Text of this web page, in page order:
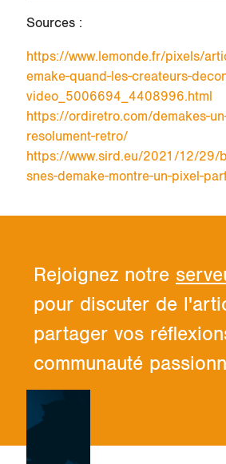
Sources :
https://www.lemonde.fr/pixels/
emake-quand-les-createurs-
video_5006694_4408996.html
https://ordiretro.com/demakes-
resolument-retro/
https://www.sird.eu/2021/12/29/
snes-demake-montre-un-pixel-
Rejoignez notre
pour discuter de
partager vos
communauté